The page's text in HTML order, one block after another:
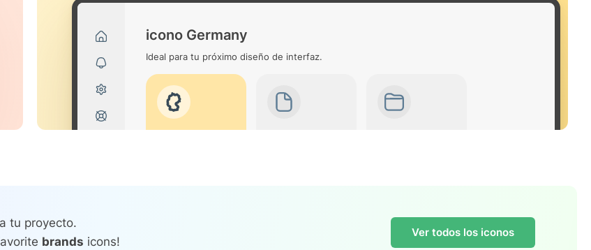
icono Germany
Ideal para tu próximo diseño de interfaz.
tu proyecto.
brands icons!
Ver todos los iconos